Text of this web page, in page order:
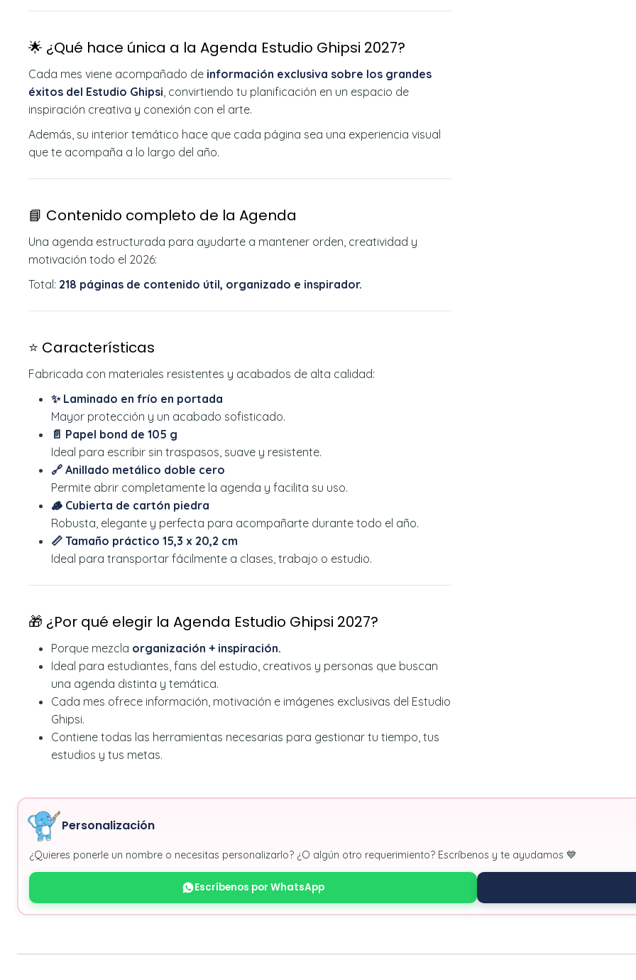
🌟 ¿Qué hace única a la Agenda Estudio Ghipsi 2027?
Cada mes viene acompañado de información exclusiva sobre los grandes
éxitos del Estudio Ghipsi, convirtiendo tu planificación en un espacio de
inspiración creativa y conexión con el arte.
Además, su interior temático hace que cada página sea una experiencia visual
que te acompaña a lo largo del año.
📘 Contenido completo de la Agenda
Una agenda estructurada para ayudarte a mantener orden, creatividad y
motivación todo el 2026:
Total: 218 páginas de contenido útil, organizado e inspirador.
⭐ Características
Fabricada con materiales resistentes y acabados de alta calidad:
✨ Laminado en frío en portada
Mayor protección y un acabado sofisticado.
📄 Papel bond de 105 g
Ideal para escribir sin traspasos, suave y resistente.
🔗 Anillado metálico doble cero
Permite abrir completamente la agenda y facilita su uso.
🪵 Cubierta de cartón piedra
Robusta, elegante y perfecta para acompañarte durante todo el año.
📏 Tamaño práctico 15,3 x 20,2 cm
Ideal para transportar fácilmente a clases, trabajo o estudio.
🎁 ¿Por qué elegir la Agenda Estudio Ghipsi 2027?
Porque mezcla organización + inspiración.
Ideal para estudiantes, fans del estudio, creativos y personas que buscan
una agenda distinta y temática.
Cada mes ofrece información, motivación e imágenes exclusivas del Estudio
Ghipsi.
Contiene todas las herramientas necesarias para gestionar tu tiempo, tus
estudios y tus metas.
Personalización
¿Quieres ponerle un nombre o necesitas personalizarlo? ¿O algún otro requerimiento? Escríbenos y te ayudamos 💙
Escríbenos por WhatsApp